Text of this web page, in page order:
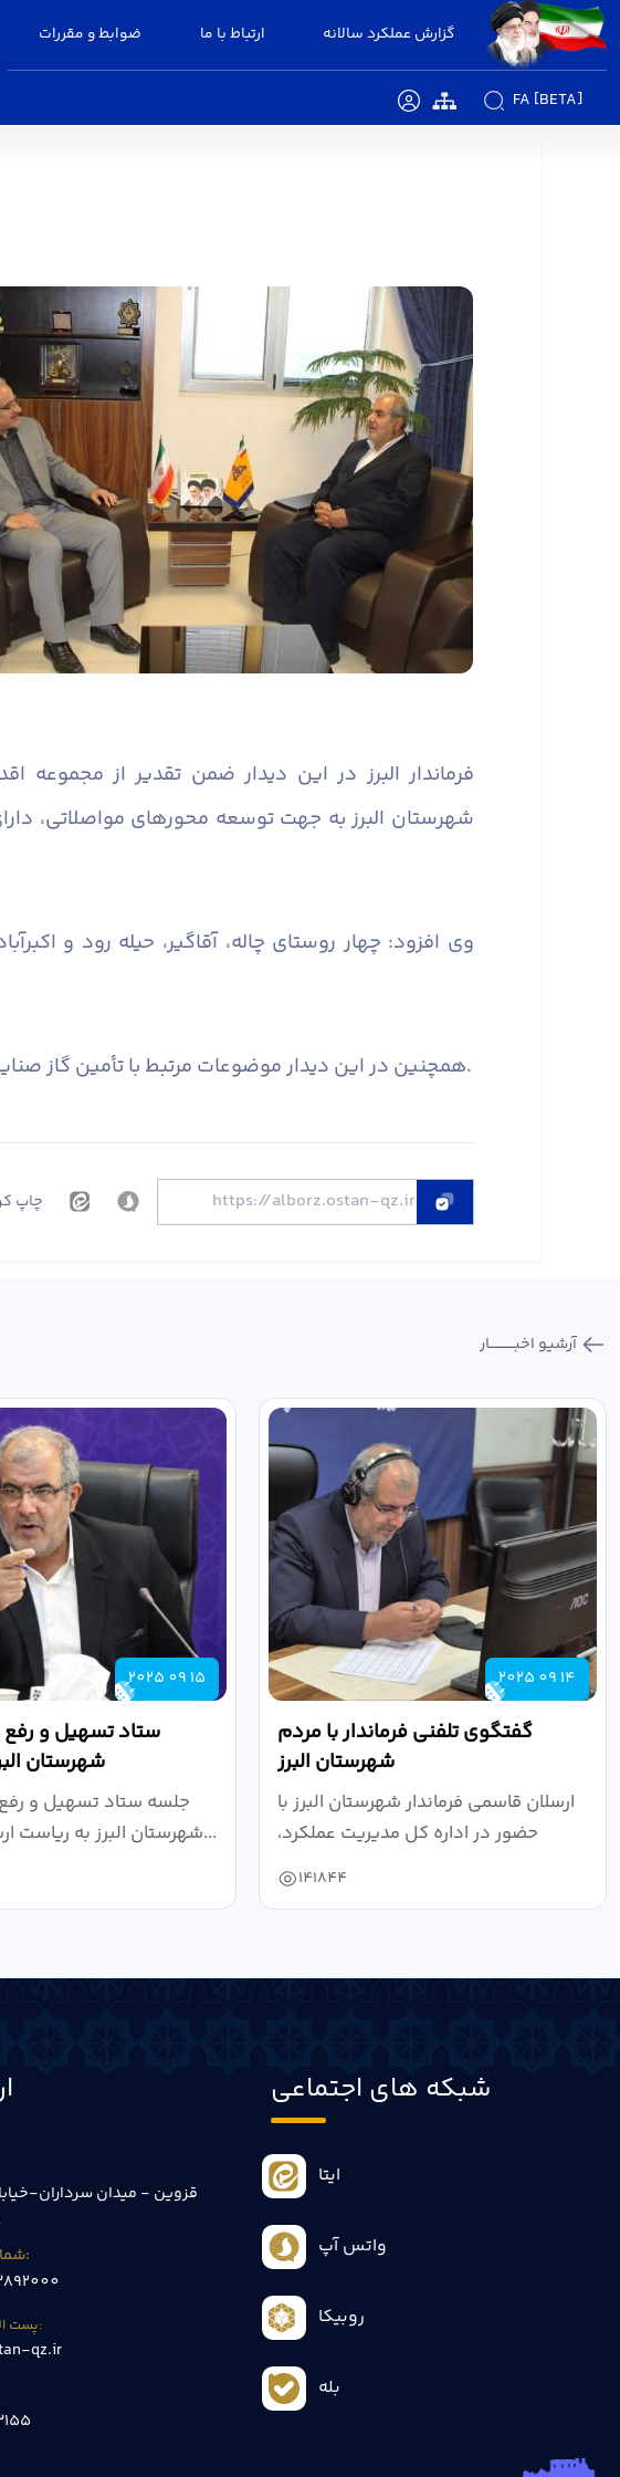
ضوابط و مقررات ارتباط با ما گزارش عملکرد سالانه
FA [BETA]
فرماندار البرز در این دیدار ضمن تقدیر از
شهرستان البرز به جهت توسعه محورهای مواصلاتی،
وی افزود: چهار روستای چاله، آقاگیر، حیله رود و
همچنین در این دیدار موضوعات مرتبط با تأمین گاز صنایع و حل چالش‌های موجود در حوزه ناترازی انرژی نیز مورد بررسی و هم اندیشی قرار گرفت.
چاپ
آرشیو اخبـــــــــــار
2025 09 15
ستاد تسهیل و رفع
شهرستان
جلسه ستاد تسهیل و رفع
شهرستان البرز به ریاست ارسلان قاسمی...
2025 09 14
گفتگوی تلفنی فرماندار با مردم
شهرستان البرز
ارسلان قاسمی فرماندار شهرستان البرز با
حضور در اداره کل مدیریت عملکرد،
141844
قزوین - میدان سرداران-
شماره تماس:
پست الکترونیک:
qz.ir
شبکه های اجتماعی
ایتا
واتس آپ
روبیکا
بله